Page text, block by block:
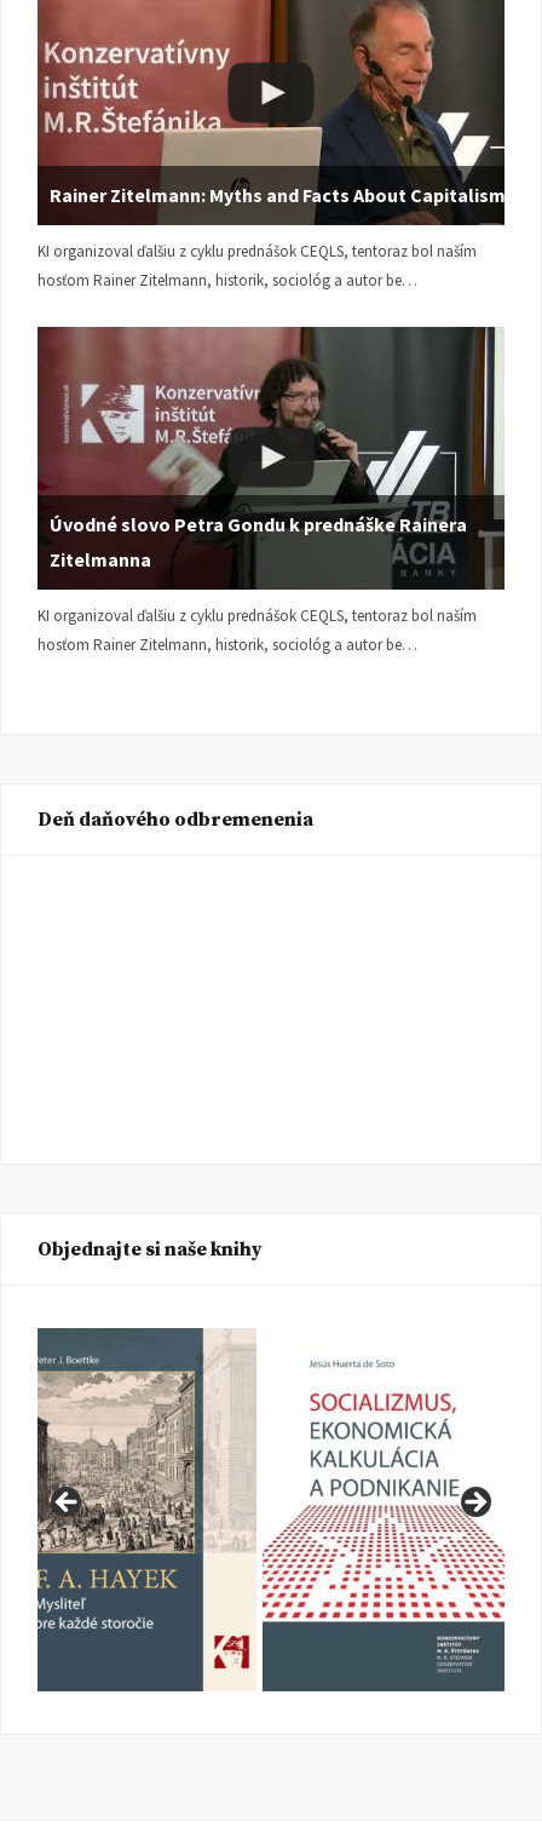
Rainer Zitelmann: Myths and Facts About Capitalism
KI organizoval ďalšiu z cyklu prednášok CEQLS, tentoraz bol naším
hosťom Rainer Zitelmann, historik, sociológ a autor be…
Úvodné slovo Petra Gondu k prednáške Rainera
Zitelmanna
KI organizoval ďalšiu z cyklu prednášok CEQLS, tentoraz bol naším
hosťom Rainer Zitelmann, historik, sociológ a autor be…
Deň daňového odbremenenia
Objednajte si naše knihy